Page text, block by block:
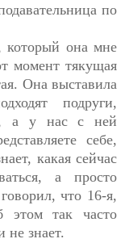
по
который она мне
момент тякущая
Она выставила
подруги,
а у нас с ней
себе,
какая сейчас
а просто
что 16-я,
этом так часто
не знает.